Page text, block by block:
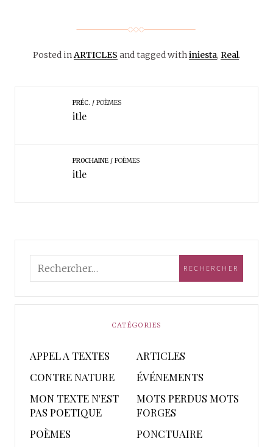
Posted inARTICLES and tagged withiniesta, Real.
PRÉC. POÈMES
itle
PROCHAINE POÈMES
itle
CATÉGORIES
APPEL A TEXTES
ARTICLES
CONTRE NATURE
ÉVÉNEMENTS
MON TEXTE N'EST
PAS POETIQUE
MOTS PERDUS MOTS
FORGES
POÈMES
PONCTUAIRE